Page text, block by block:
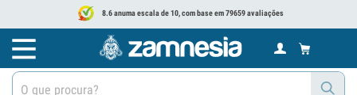
8.6 anuma escala de 10, com base em 79659 avaliações